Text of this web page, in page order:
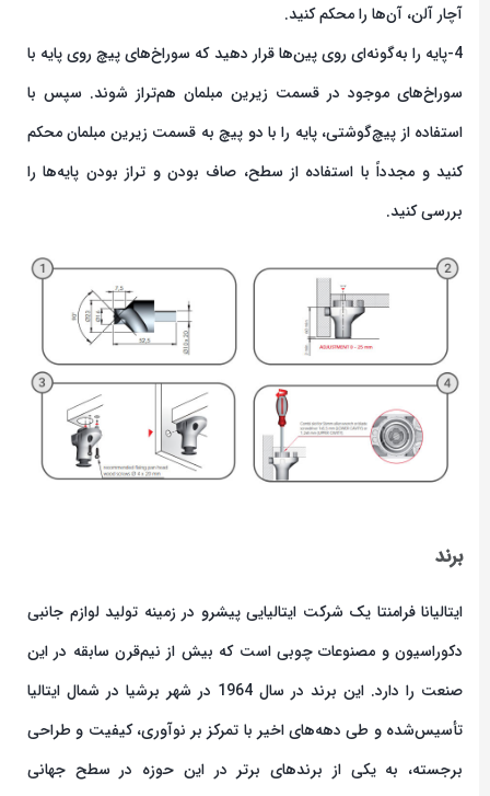
آچار آلن، آن‌ها را محکم کنید.
4-پایه را به‌گونه‌ای روی پین‌ها قرار دهید که سوراخ‌های پیچ روی پایه با
سوراخ‌های موجود در قسمت زیرین مبلمان هم‌تراز شوند. سپس با
استفاده از پیچ‌گوشتی، پایه را با دو پیچ به قسمت زیرین مبلمان محکم
کنید و مجدداً با استفاده از سطح، صاف بودن و تراز بودن پایه‌ها را
بررسی کنید.
برند
ایتالیانا فرامنتا یک شرکت ایتالیایی پیشرو در زمینه تولید لوازم جانبی
دکوراسیون و مصنوعات چوبی است که بیش از نیم‌قرن سابقه در این
صنعت را دارد. این برند در سال 1964 در شهر برشیا در شمال ایتالیا
تأسیس‌شده و طی دهه‌های اخیر با تمرکز بر نوآوری، کیفیت و طراحی
برجسته، به یکی از برندهای برتر در این حوزه در سطح جهانی